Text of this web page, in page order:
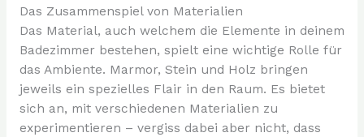
Das Zusammenspiel von Materialien
Das Material, auch welchem die Elemente in deinem
Badezimmer bestehen, spielt eine wichtige Rolle für
das Ambiente. Marmor, Stein und Holz bringen
jeweils ein spezielles Flair in den Raum. Es bietet
sich an, mit verschiedenen Materialien zu
experimentieren – vergiss dabei aber nicht, dass